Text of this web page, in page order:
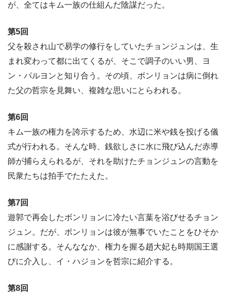
が、全てはキム一族の仕組んだ陰謀だった。
第5回
父を殺され山で易学の修行をしていたチョンジュンは、生
まれ変わって都に出てくるが、そこで調子のいい男、ヨ
ン・パルヨンと知り合う。その頃、ボンリョンは病に倒れ
た父の哲宗を見舞い、複雑な思いにとらわれる。
第6回
キム一族の権力を誇示するため、水辺に米や銭を投げる儀
式が行われる。そんな時、銭欲しさに水に飛び込んだ赤導
師が捕らえられるが、それを助けたチョンジュンの言動を
民衆たちは拍手でたたえた。
第7回
遊郭で再会したボンリョンに冷たい言葉を浴びせるチョン
ジュン。だが、ボンリョンは彼が無事でいたことをひそか
に感謝する。そんななか、権力を握る趙大妃も時期国王選
びに介入し、イ・ハジョンを哲宗に紹介する。
第8回